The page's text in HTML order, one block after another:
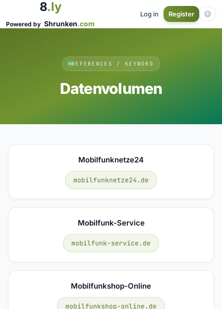
8.ly
Powered by Shrunken.com
Log in Register
REFERENCES / KEYWORD
Datenvolumen
Mobilfunknetze24
mobilfunknetze24.de
Mobilfunk-Service
mobilfunk-service.de
Mobilfunkshop-Online
mobilfunkshop-online.de